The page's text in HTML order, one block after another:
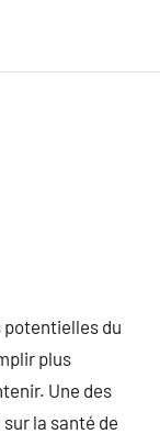
potentielles du
plus
Une des
la santé de